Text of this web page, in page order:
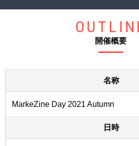
開催概要
名称
MarkeZine Day 2021 Autumn
日時